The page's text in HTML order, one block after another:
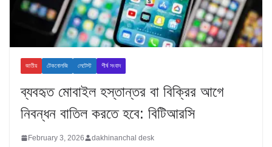
জাতীয় টেকনোলজি লেটেস্ট শীর্ষ সংবাদ
ব্যবহৃত মোবাইল হস্তান্তর বা বিক্রির আগে
নিবন্ধন বাতিল করতে হবে: বিটিআরসি
February 3, 2026 dakhinanchal desk